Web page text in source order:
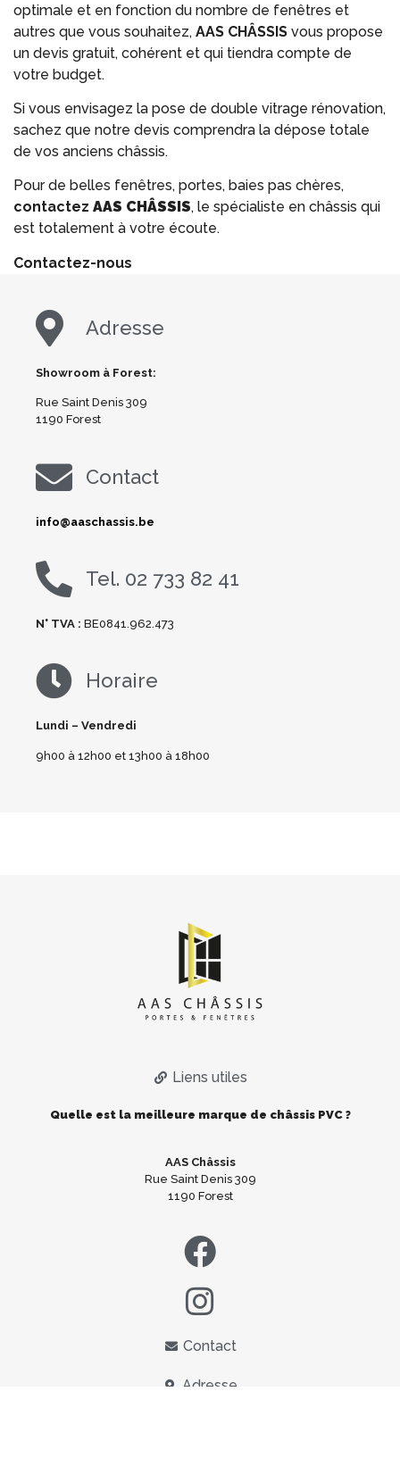
optimale et en fonction du nombre de fenêtres et
autres que vous souhaitez, AAS CHÂSSIS vous propose
un devis gratuit, cohérent et qui tiendra compte de
votre budget.
Si vous envisagez la pose de double vitrage rénovation,
sachez que notre devis comprendra la dépose totale
de vos anciens châssis.
Pour de belles fenêtres, portes, baies pas chères,
contactez AAS CHÂSSIS, le spécialiste en châssis qui
est totalement à votre écoute.
Contactez-nous
Adresse
Showroom à Forest:
Rue Saint Denis 309
1190 Forest
Contact
info@aaschassis.be
Tel. 02 733 82 41
N° TVA : BE0841.962.473
Horaire
Lundi – Vendredi
9h00 à 12h00 et 13h00 à 18h00
Liens utiles
Quelle est la meilleure marque de châssis PVC ?
AAS Châssis
Rue Saint Denis 309
1190 Forest
Contact
Adresse